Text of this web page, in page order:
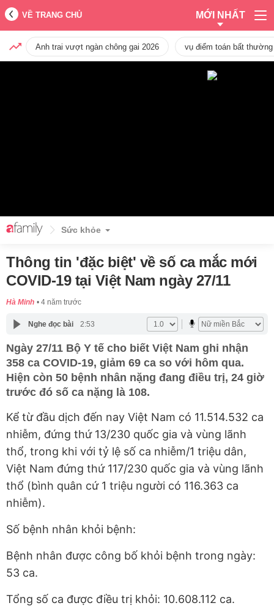
VỀ TRANG CHỦ MỚI NHẤT
Anh trai vượt ngàn chông gai 2026 vụ điểm toán bất
Sức khỏe
Thông tin 'đặc biệt' về số ca mắc mới
COVID-19 tại Việt Nam ngày 27/11
Hà Minh 4 năm trước
Nghe đọc bài 2:53
Ngày 27/11 Bộ Y tế cho biết Việt Nam ghi nhận
358 ca COVID-19, giảm 69 ca so với hôm qua.
Hiện còn 50 bệnh nhân nặng đang điều trị, 24 giờ
trước đó số ca nặng là 108.
Kể từ đầu dịch đến nay Việt Nam có 11.514.532 ca
nhiễm, đứng thứ 13/230 quốc gia và vùng lãnh
thổ, trong khi với tỷ lệ số ca nhiễm/1 triệu dân,
Việt Nam đứng thứ 117/230 quốc gia và vùng lãnh
thổ (bình quân cứ 1 triệu người có 116.363 ca
nhiễm).
Số bệnh nhân khỏi bệnh:
Bệnh nhân được công bố khỏi bệnh trong ngày:
53 ca.
Tổng số ca được điều trị khỏi: 10.608.112 ca.